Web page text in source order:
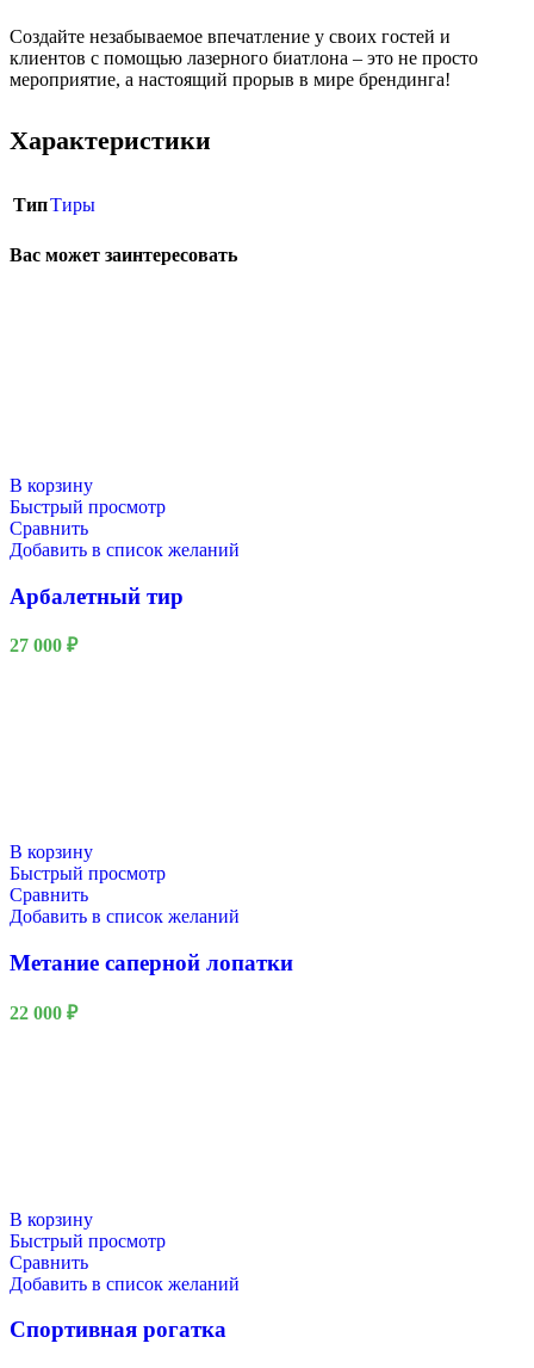
Создайте незабываемое впечатление у своих гостей и
клиентов с помощью лазерного биатлона – это не просто
мероприятие, а настоящий прорыв в мире брендинга!
Характеристики
ТипТиры
Вас может заинтересовать
В корзину
Быстрый просмотр
Сравнить
Добавить в список желаний
Арбалетный тир
27 000 ₽
В корзину
Быстрый просмотр
Сравнить
Добавить в список желаний
Метание саперной лопатки
22 000 ₽
В корзину
Быстрый просмотр
Сравнить
Добавить в список желаний
Спортивная рогатка